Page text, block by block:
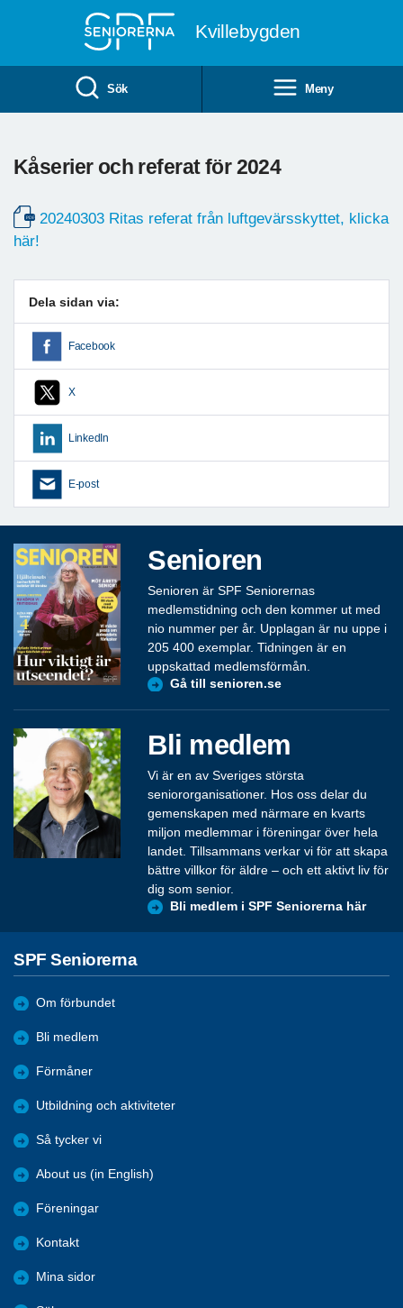
Kvillebygden
Sök Meny
Kåserier och referat för 2024
20240303 Ritas referat från luftgevärsskyttet, klicka
här!
Dela sidan via:
Facebook
X
LinkedIn
E-post
Senioren
Senioren är SPF Seniorernas
medlemstidning och den kommer ut med
nio nummer per år. Upplagan är nu uppe i
205 400 exemplar. Tidningen är en
uppskattad medlemsförmån.
Gå till senioren.se
Bli medlem
Vi är en av Sveriges största
seniororganisationer. Hos oss delar du
gemenskapen med närmare en kvarts
miljon medlemmar i föreningar över hela
landet. Tillsammans verkar vi för att skapa
bättre villkor för äldre – och ett aktivt liv för
dig som senior.
Bli medlem i SPF Seniorerna här
SPF Seniorerna
Om förbundet
Bli medlem
Förmåner
Utbildning och aktiviteter
Så tycker vi
About us (in English)
Föreningar
Kontakt
Mina sidor